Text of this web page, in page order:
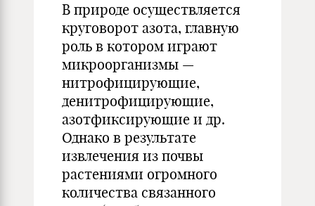
В природе осуществляется
круговорот азота, главную
роль в котором играют
микроорганизмы —
нитрофицирующие,
денитрофицирующие,
азотфиксирующие и др.
Однако в результате
извлечения из почвы
растениями огромного
количества связанного